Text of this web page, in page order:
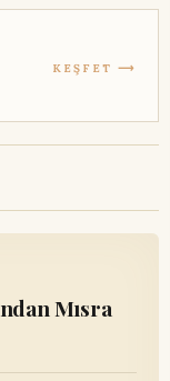
KEŞFET ⟶
Mısra